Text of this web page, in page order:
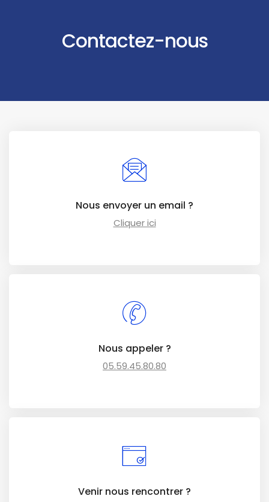
Contactez-nous
Nous envoyer un email ?
Cliquer ici
Nous appeler ?
05.59.45.80.80
Venir nous rencontrer ?